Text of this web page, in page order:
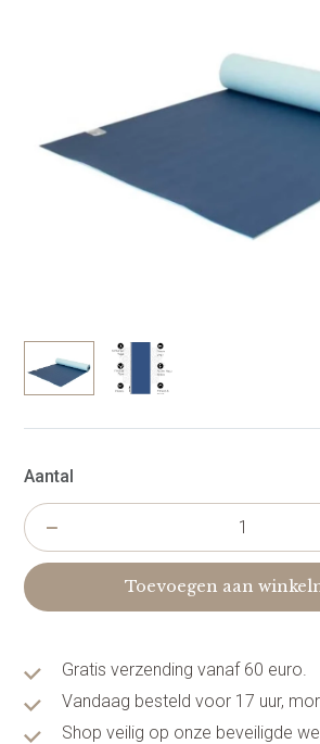
Aantal
Toevoegen aan
Gratis verzending vanaf 60 euro.
Vandaag besteld voor 17 uur,
Shop veilig op onze beveiligde